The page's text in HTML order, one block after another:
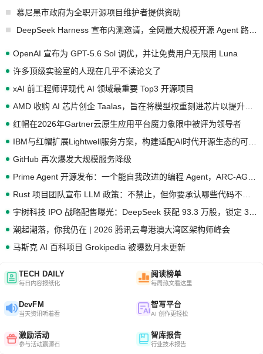
慕尼黑市政府为全职开源项目维护者提供资助
OpenAI 宣布为 GPT-5.6 Sol 调优，并让免费用户无限用 Luna
许多顶级实验室的人现在几乎不读论文了
xAI 前工程师评现代 AI 领域最重要 Top3 开源项目
红帽在2026年Gartner云原生应用平台魔力象限中被评为领导者
GitHub 再次爆发大规模服务降级
潮起潮落，你我仍在 | 2026 腾讯云粤港澳大湾区架构师峰会
马斯克 AI 百科项目 Grokipedia 被曝数月未更新
TECH DAILY
每日内容报纸化
阅读榜单
每周热文看这里
DevFM
当天资讯听着看
智写平台
AI 创作更轻松
激励活动
参与活动赢源石
智库报告
行业技术报告